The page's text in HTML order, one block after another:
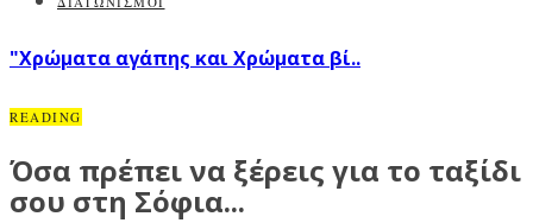
"Χρώματα αγάπης και Χρώματα βί..
READING
Όσα πρέπει να ξέρεις για το ταξίδι
σου στη Σόφια...